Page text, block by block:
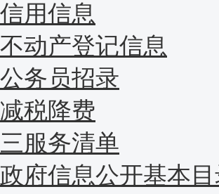
信用信息
不动产登记信息
公务员招录
减税降费
三服务清单
政府信息公开基本